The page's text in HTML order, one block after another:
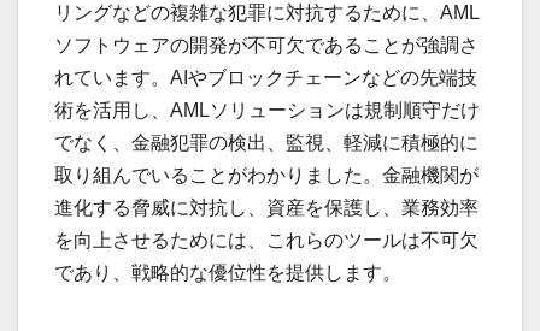
リングなどの複雑な犯罪に対抗するために、AML
ソフトウェアの開発が不可欠であることが強調さ
れています。AIやブロックチェーンなどの先端技
術を活用し、AMLソリューションは規制順守だけ
でなく、金融犯罪の検出、監視、軽減に積極的に
取り組んでいることがわかりました。金融機関が
進化する脅威に対抗し、資産を保護し、業務効率
を向上させるためには、これらのツールは不可欠
であり、戦略的な優位性を提供します。